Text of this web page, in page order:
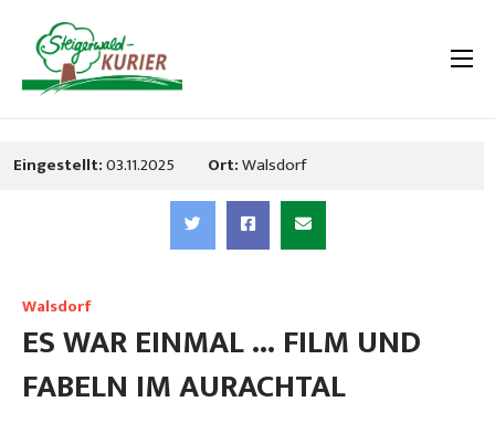
Eingestellt:03.11.2025 Ort:Walsdorf
Walsdorf
ES WAR EINMAL ... FILM UND
FABELN IM AURACHTAL